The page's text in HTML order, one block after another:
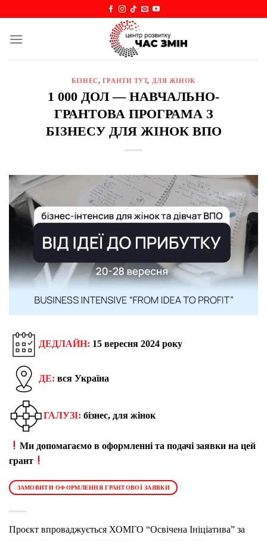
content
БІЗНЕС, ГРАНТИ ТУТ, ДЛЯ ЖІНОК
1 000 ДОЛ — НАВЧАЛЬНО-
ГРАНТОВА ПРОГРАМА З
БІЗНЕСУ ДЛЯ ЖІНОК ВПО
ДЕДЛАЙН: 15 вересня 2024 року
ДЕ: вся Україна
ГАЛУЗІ: бізнес, для жінок
Ми допомагаємо в оформленні та подачі заявки на цей
грант
ЗАМОВИТИ ОФОРМЛЕННЯ ГРАНТОВОЇ ЗАЯВКИ
Проєкт впроваджується ХОМГО “Освічена Ініціатива” за